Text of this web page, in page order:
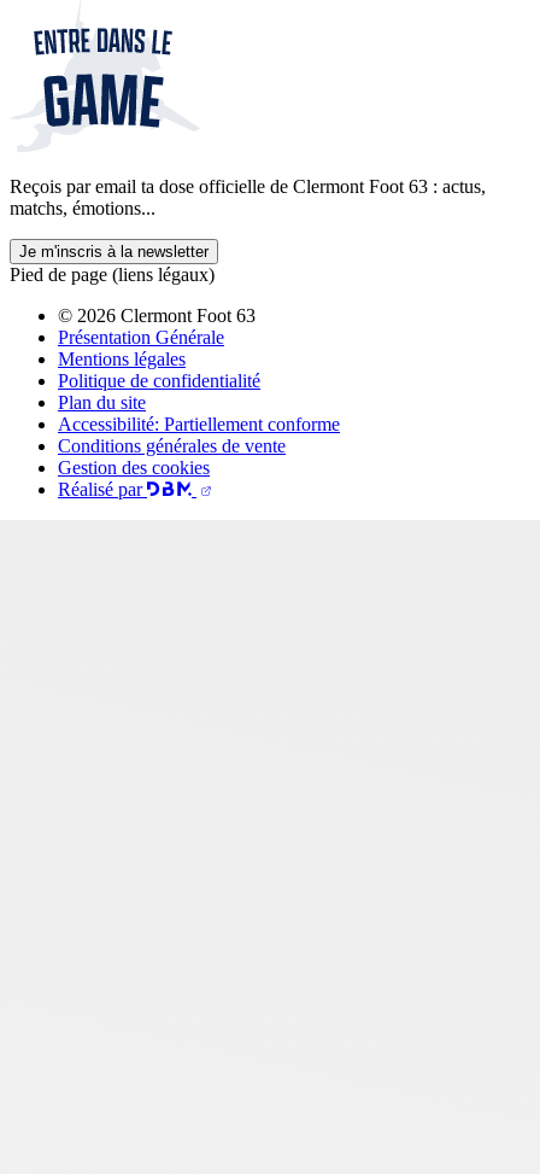
Reçois par email ta dose officielle de Clermont Foot 63 : actus,
matchs, émotions...
Je m'inscris à la newsletter
Pied de page (liens légaux)
© 2026 Clermont Foot 63
Présentation Générale
Mentions légales
Politique de confidentialité
Plan du site
Accessibilité: Partiellement conforme
Conditions générales de vente
Gestion des cookies
Réalisé par